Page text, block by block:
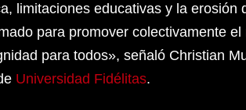
limitaciones educativas y la
para promover colectivamente
para todos», señaló Christian
Universidad Fidélitas.